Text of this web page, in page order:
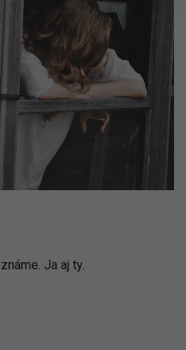
Ja aj ty.